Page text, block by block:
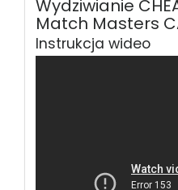
Wydziwianie
Match Masters
Instrukcja wideo